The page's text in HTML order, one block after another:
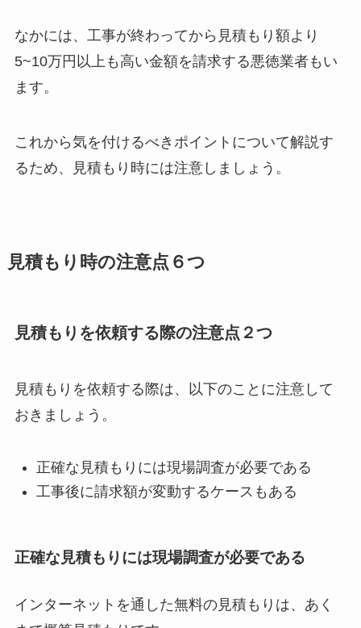
なかには、工事が終わってから見積もり額より
5~10万円以上も高い金額を請求する悪徳業者もい
ます。
これから気を付けるべきポイントについて解説す
るため、見積もり時には注意しましょう。
見積もり時の注意点６つ
見積もりを依頼する際の注意点２つ
見積もりを依頼する際は、以下のことに注意して
おきましょう。
正確な見積もりには現場調査が必要である
工事後に請求額が変動するケースもある
正確な見積もりには現場調査が必要である
インターネットを通した無料の見積もりは、あく